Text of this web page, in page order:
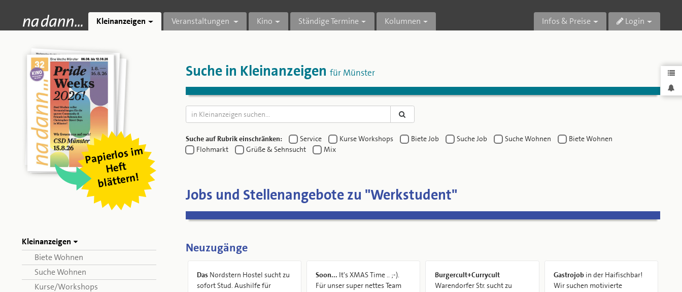
Kleinanzeigen Veranstaltungen Kino Ständige Termine Kolumnen Infos & Preise Login
Pa
pierl
os i
m
Heft
blätter
n!
Kleinanzeigen
Biete Wohnen
Suche Wohnen
Kurse/Workshops
Suche in Kleinanzeigen für Münster
Suche auf Rubrik einschränken: Service Kurse Workshops Biete Job Suche Job Suche Wohnen
Biete Wohnen
Flohmarkt
Grüße & Sehnsucht Mix
Jobs und Stellenangebote zu "Werkstudent"
Neuzugänge
Das Nordstern Hostel sucht zu
sofort Stud. Aushilfe für
Soon... It's XMAS Time .. ;-).
Für unser super nettes Team
Burgercult+Currycult
Warendorfer Str. sucht zu
Gastrojob in der Haifischbar!
Wir suchen motivierte